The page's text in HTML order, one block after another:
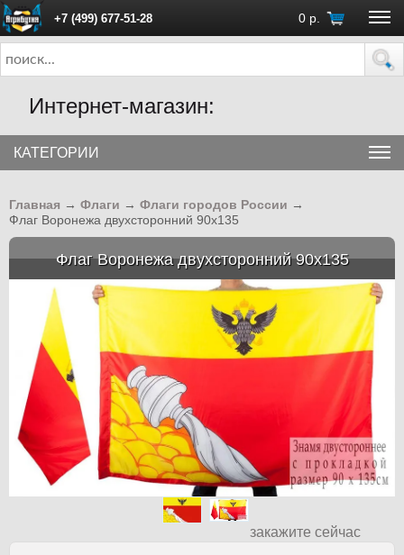
+7 (499) 677-51-28 0 р.
ПН - ПТ с 10:00 до 18:00 (Москва)
Интернет-магазин:
КАТЕГОРИИ
Главная → Флаги → Флаги городов России →
Флаг Воронежа двухсторонний 90х135
Флаг Воронежа двухсторонний 90х135
закажите сейчас